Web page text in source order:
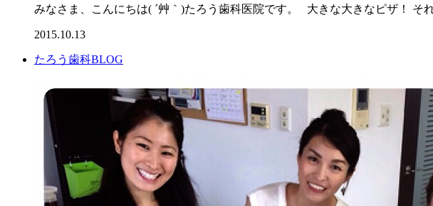
みなさま、こんにちは( ´艸｀)たろう歯科医院です。 大きな大きなピザ！
2015.10.13
たろう歯科BLOG